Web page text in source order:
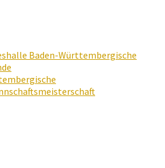
Baden-Württembergische